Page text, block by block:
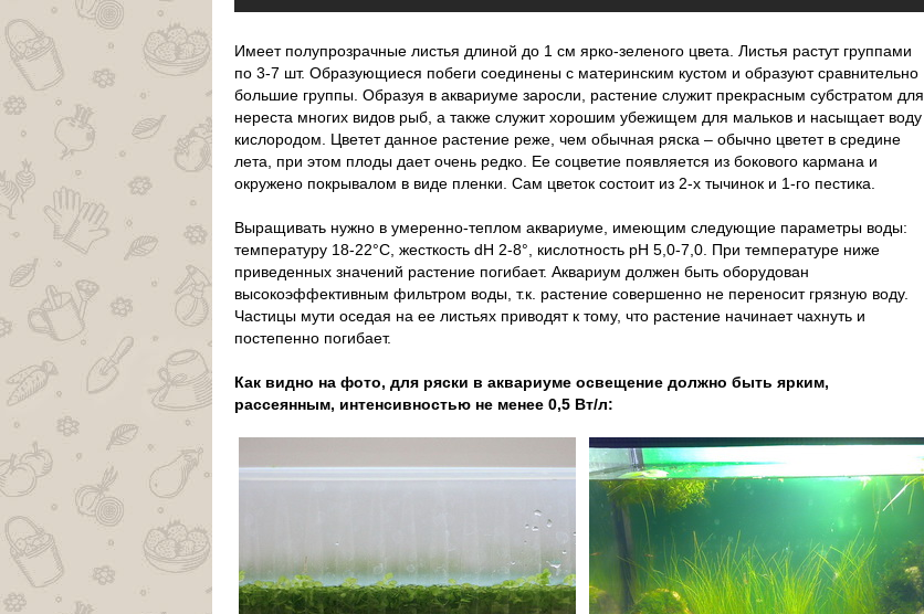
Имеет полупрозрачные листья длиной до 1 см ярко-зеленого цвета. Листья растут группами
по 3-7 шт. Образующиеся побеги соединены с материнским кустом и образуют сравнительно
большие группы. Образуя в аквариуме заросли, растение служит прекрасным субстратом для
нереста многих видов рыб, а также служит хорошим убежищем для мальков и насыщает воду
кислородом. Цветет данное растение реже, чем обычная ряска – обычно цветет в средине
лета, при этом плоды дает очень редко. Ее соцветие появляется из бокового кармана и
окружено покрывалом в виде пленки. Сам цветок состоит из 2-х тычинок и 1-го пестика.
Выращивать нужно в умеренно-теплом аквариуме, имеющим следующие параметры воды:
температуру 18-22°С, жесткость dH 2-8°, кислотность pH 5,0-7,0. При температуре ниже
приведенных значений растение погибает. Аквариум должен быть оборудован
высокоэффективным фильтром воды, т.к. растение совершенно не переносит грязную воду.
Частицы мути оседая на ее листьях приводят к тому, что растение начинает чахнуть и
постепенно погибает.
Как видно на фото, для ряски в аквариуме освещение должно быть ярким,
рассеянным, интенсивностью не менее 0,5 Вт/л: